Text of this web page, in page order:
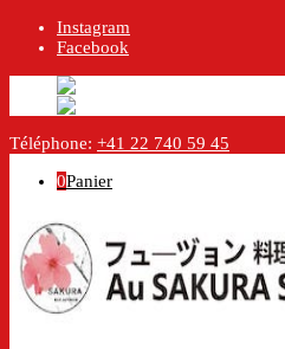
Instagram
Facebook
Téléphone: +41 22 740 59 45
0Panier